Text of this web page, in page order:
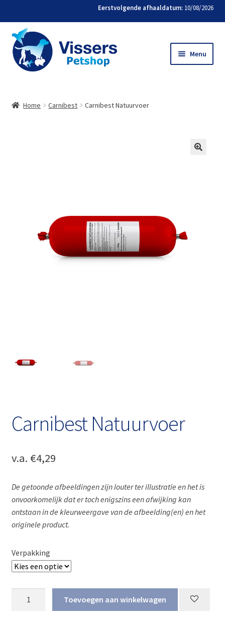
Eerstvolgende afhaaldatum: 10/08/2026
Menu
Bestellen
Home Carnibest Carnibest Natuurvoer
Carnibest Natuurvoer
v.a. €4,29
De getoonde afbeeldingen zijn louter ter illustratie en het is
onvoorkomelijk dat er toch enigszins een afwijking kan
ontstaan in de kleurweergave van de afbeelding(en) en het
originele product.
Verpakking
Toevoegen aan winkelwagen